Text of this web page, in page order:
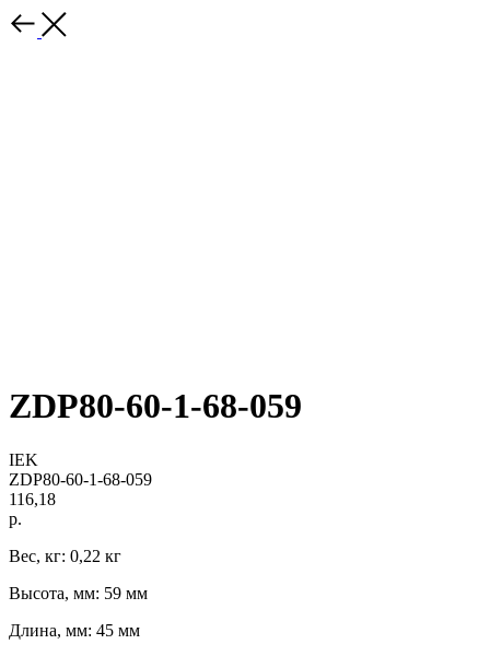
ZDP80-60-1-68-059
IEK
ZDP80-60-1-68-059
116,18
р.
Вес, кг: 0,22 кг
Высота, мм: 59 мм
Длина, мм: 45 мм